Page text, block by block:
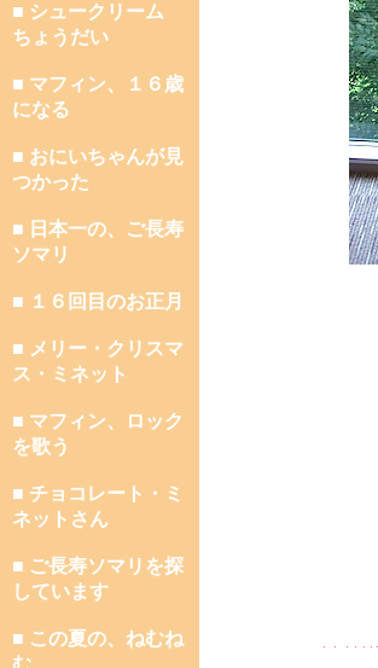
■ シュークリーム
ちょうだい
■ マフィン、１６歳
になる
■ おにいちゃんが見
つかった
■ 日本一の、ご長寿
ソマリ
■ １６回目のお正月
■ メリー・クリスマ
ス・ミネット
■ マフィン、ロック
を歌う
■ チョコレート・ミ
ネットさん
■ ご長寿ソマリを探
しています
■ この夏の、ねむね
む